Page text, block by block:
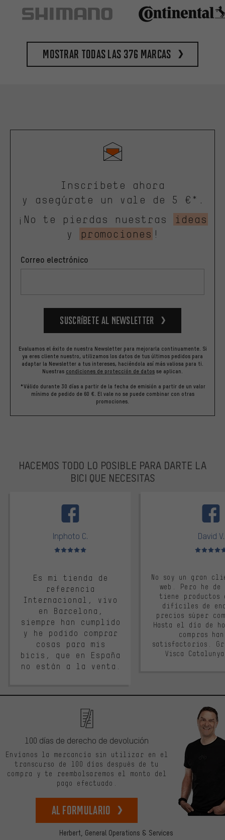
Mostrar todas las 376 marcas
Inscríbete ahora
y asegúrate un vale de 5 €*.
¡No te pierdas nuestras
ideas
y
promociones !
Correo electrónico
Suscríbete al newsletter
Evaluamos el éxito de nuestra Newsletter para mejorarla continuamente. Si
ya eres cliente nuestro, utilizamos los datos de tus últimos pedidos para
adaptar la Newsletter a tus intereses, haciéndola así más valiosa para ti.
Nuestras condiciones de protección de datos se aplican.
*Válido durante 30 días a partir de la fecha de emisión a partir de un valor
mínimo de pedido de 60 €. El vale no se puede combinar con otras
promociones.
HACEMOS TODO LO POSIBLE PARA DARTE LA
BICI QUE NECESITAS
Inphoto C.
Valoración media: 5 de 5
Es mi tienda de
referencia
Internacional, vivo
en Barcelona,
siempre han cumplido
y he podido comprar
cosas para mis
bicis, que en España
no están a la venta.
David V.
Valoración
No soy un gran
web. Pero he
tiene productos
difíciles de
precios súper
Hasta el día de
compras
satisfactorios.
Visca
Herbert, General Operations & Services
100 días de derecho de devolución
Envíanos la mercancía sin utilizar en el
transcurso de 100 días después de tu
compra y te reembolsaremos el monto del
pago efectuado.
Al formulario